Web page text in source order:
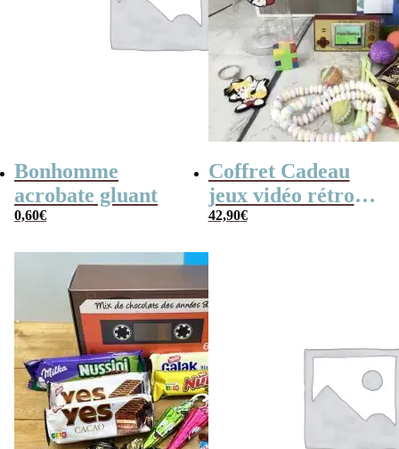
Bonhomme
acrobate gluant
0,60€
Coffret Cadeau
jeux vidéo rétro
(avec sa console de
42,90€